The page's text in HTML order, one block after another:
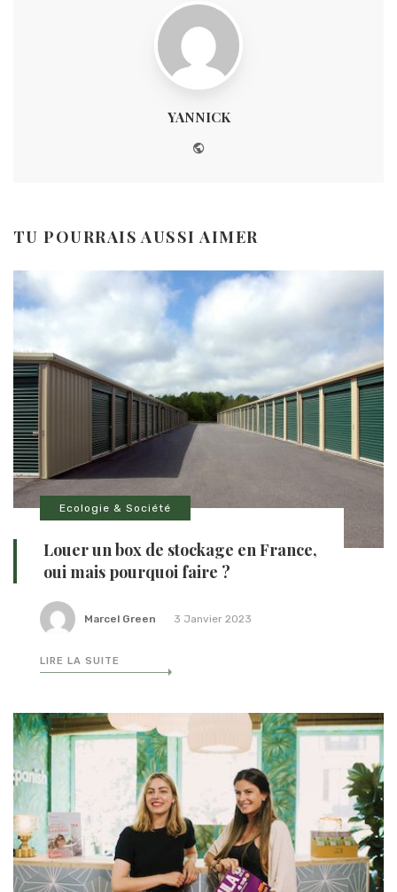
YANNICK
TU POURRAIS AUSSI AIMER
Ecologie & Société
Louer un box de stockage en France,
oui mais pourquoi faire ?
Marcel Green 3 Janvier 2023
LIRE LA SUITE